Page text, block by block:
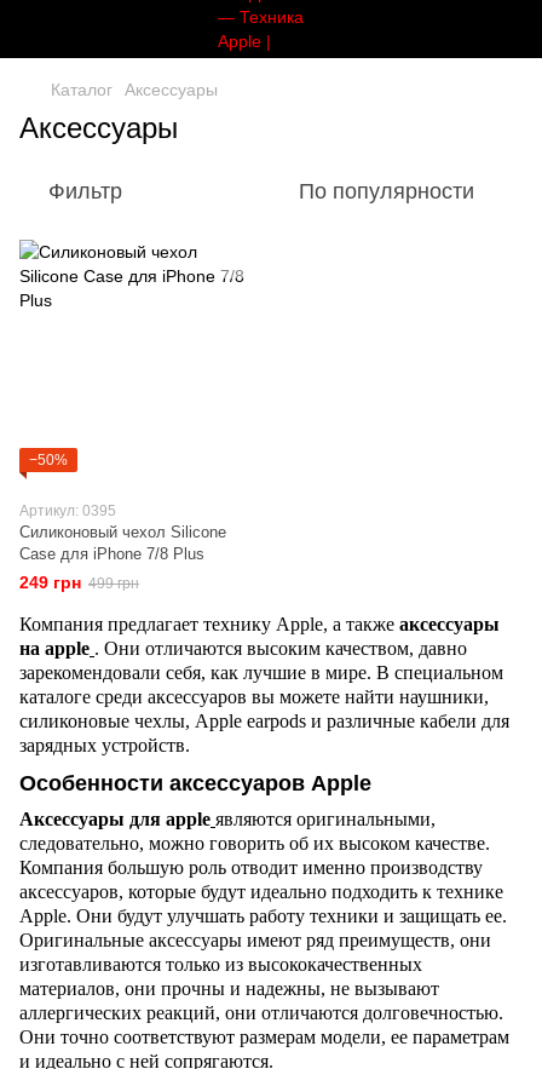
Каталог Аксессуары
Аксессуары
Фильтр По популярности
−50%
Артикул: 0395
Силиконовый чехол Silicone
Case для iPhone 7/8 Plus
249 грн 499 грн
Компания предлагает технику Apple, а также аксессуары
на apple . Они отличаются высоким качеством, давно
зарекомендовали себя, как лучшие в мире. В специальном
каталоге среди аксессуаров вы можете найти наушники,
силиконовые чехлы, Apple earpods и различные кабели для
зарядных устройств.
Особенности аксессуаров Apple
Аксессуары для apple являются оригинальными,
следовательно, можно говорить об их высоком качестве.
Компания большую роль отводит именно производству
аксессуаров, которые будут идеально подходить к технике
Apple. Они будут улучшать работу техники и защищать ее.
Оригинальные аксессуары имеют ряд преимуществ, они
изготавливаются только из высококачественных
материалов, они прочны и надежны, не вызывают
аллергических реакций, они отличаются долговечностью.
Они точно соответствуют размерам модели, ее параметрам
и идеально с ней сопрягаются.